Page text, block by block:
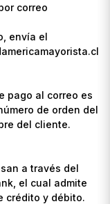
correo
envía el
pago al correo es
de orden del
del cliente.
a través del
el cual admite
crédito y débito.